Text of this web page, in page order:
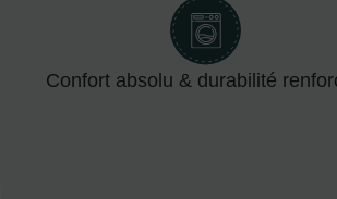
Confort absolu & durabilité